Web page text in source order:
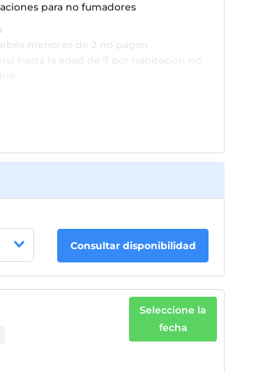
para no fumadores
menores de 2 no pagan
Consultar disponibilidad
Seleccione la
fecha